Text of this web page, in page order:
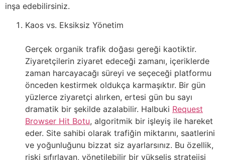
inşa edebilirsiniz.
Kaos vs. Eksiksiz Yönetim
Gerçek organik trafik doğası gereği kaotiktir.
Ziyaretçilerin ziyaret edeceği zamanı, içeriklerde
zaman harcayacağı süreyi ve seçeceği platformu
önceden kestirmek oldukça karmaşıktır. Bir gün
yüzlerce ziyaretçi alırken, ertesi gün bu sayı
dramatik bir şekilde azalabilir. Halbuki Request
Browser Hit Botu, algoritmik bir işleyiş ile hareket
eder. Site sahibi olarak trafiğin miktarını, saatlerini
ve yoğunluğunu bizzat siz ayarlarsınız. Bu özellik,
riski sıfırlayan, yönetilebilir bir yükseliş stratejisi